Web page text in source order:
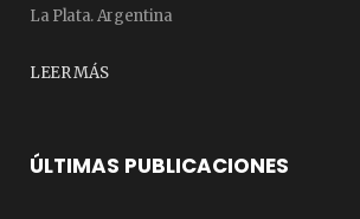
La Plata. Argentina
LEER MÁS
ÚLTIMAS PUBLICACIONES